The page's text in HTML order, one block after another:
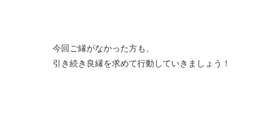
今回ご縁がなかった方も、
引き続き良縁を求めて行動していきましょう！